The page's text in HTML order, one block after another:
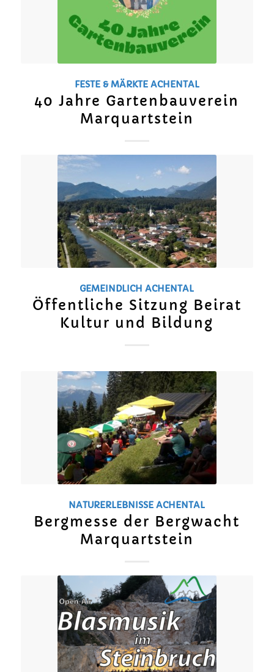
FESTE & MÄRKTE ACHENTAL
40 Jahre Gartenbauverein
Marquartstein
GEMEINDLICH ACHENTAL
Öffentliche Sitzung Beirat
Kultur und Bildung
NATURERLEBNISSE ACHENTAL
Bergmesse der Bergwacht
Marquartstein